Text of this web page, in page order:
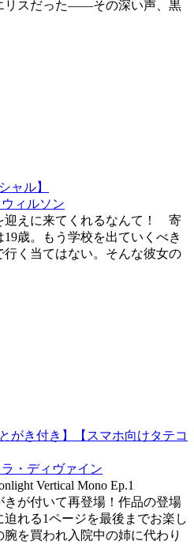
リスだった――その深い声、黒
ャル】
ィルソン
迎えに来てくれるなんて！ 寄
歳。もう学校を出ていくべき
く当てはない。そんな彼女の
がき付き】【スマホ向けタテコ
・ディヴァイン
Vertical Mono Ep.1
きが付いて再登場！作品の登場
迫れる1ページを最後までお楽し
を買われ入院中の姉に代わり